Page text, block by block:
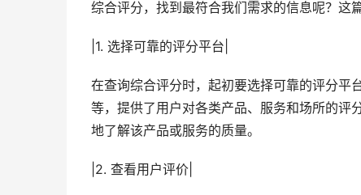
综合评分，找到最符合我们需求的信息呢？这
|1. 选择可靠的评分平台|
在查询综合评分时，起初要选择可靠的评分平
等，提供了用户对各类产品、服务和场所的评
地了解该产品或服务的质量。
|2. 查看用户评价|